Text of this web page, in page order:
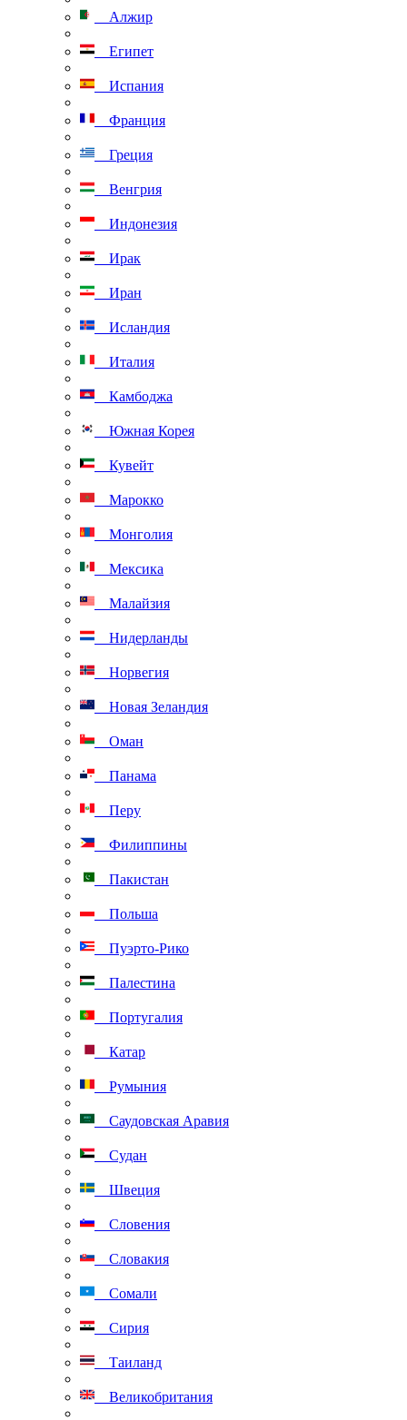
Алжир
Египет
Испания
Франция
Греция
Венгрия
Индонезия
Ирак
Иран
Исландия
Италия
Камбоджа
Южная Корея
Кувейт
Марокко
Монголия
Мексика
Малайзия
Нидерланды
Норвегия
Новая Зеландия
Оман
Панама
Перу
Филиппины
Пакистан
Польша
Пуэрто-Рико
Палестина
Португалия
Катар
Румыния
Саудовская Аравия
Судан
Швеция
Словения
Словакия
Сомали
Сирия
Таиланд
Великобритания